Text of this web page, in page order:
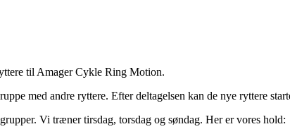
til Amager Cykle Ring Motion.
med andre ryttere. Efter deltagelsen kan de nye ryttere
Vi træner tirsdag, torsdag og søndag. Her er vores hold: